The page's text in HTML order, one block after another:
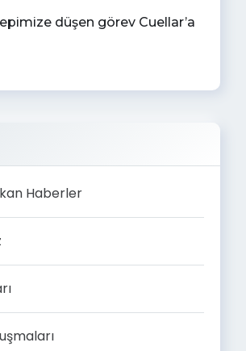
düşen görev Cuellar’a
Haberler